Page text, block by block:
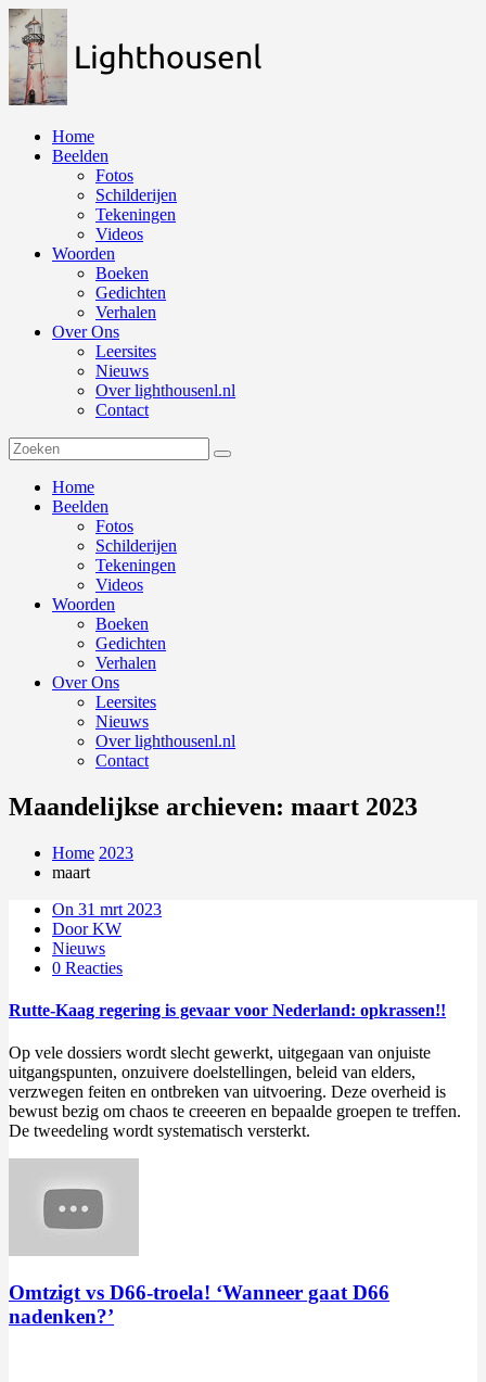
Naar
de
inhoud
springen
Home
Beelden
Fotos
Schilderijen
Tekeningen
Videos
Woorden
Boeken
Gedichten
Verhalen
Over Ons
Leersites
Nieuws
Over lighthousenl.nl
Contact
Home
Beelden
Fotos
Schilderijen
Tekeningen
Videos
Woorden
Boeken
Gedichten
Verhalen
Over Ons
Leersites
Nieuws
Over lighthousenl.nl
Contact
Maandelijkse archieven: maart 2023
Home 2023
maart
On 31 mrt 2023
Door KW
Nieuws
0 Reacties
Rutte-Kaag regering is gevaar voor Nederland: opkrassen!!
Op vele dossiers wordt slecht gewerkt, uitgegaan van onjuiste
uitgangspunten, onzuivere doelstellingen, beleid van elders,
verzwegen feiten en ontbreken van uitvoering. Deze overheid is
bewust bezig om chaos te creeeren en bepaalde groepen te treffen.
De tweedeling wordt systematisch versterkt.
Omtzigt vs D66-troela! ‘Wanneer gaat D66
nadenken?’